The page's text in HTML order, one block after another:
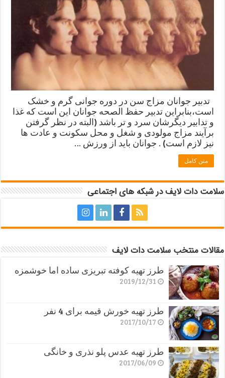
تدبیر جوانان مزاج سن در دوره جوانی گرم و خشک
است،بنابراین تدبیر حفظ الصحه جوانان این است که غذا
و تدابیر دیگرشان سرد و تر باشد (البته در نظر گرفتن
برآیند مزاج مولودی و شغل و محل سکونت و عادت ها
نیز لازم است) . جوانان باید از ورزش …
متن کامل
سلامت دات لایف در شبکه های اجتماعی
مقالات منتخب سلامت دات لایف
طرز تهیه کوفته تبریزی ساده اما خوشمزه
2019/12/31
طرز تهیه خورش قیمه برای 4 نفر
2017/10/17
طرز تهیه عدس پلو نذری و خانگی
2017/06/09